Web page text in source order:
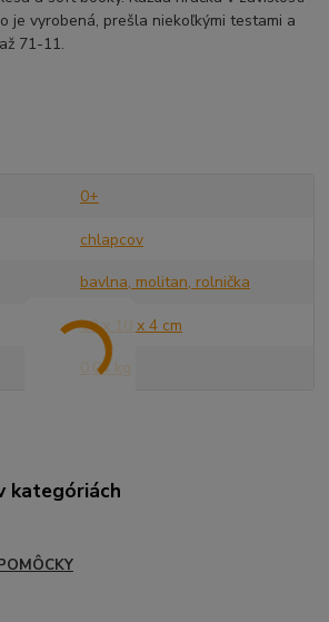
je vyrobená, prešla niekoľkými testami a
71-11.
0+
chlapcov
bavlna, molitan, rolnička
10 x 10 x 4 cm
0,04 kg
kategóriách